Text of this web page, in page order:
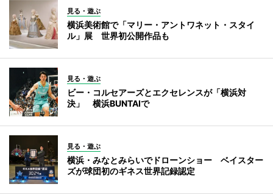
見る・遊ぶ
横浜美術館で「マリー・アントワネット・スタイ
ル」展 世界初公開作品も
見る・遊ぶ
ビー・コルセアーズとエクセレンスが「横浜対
決」 横浜BUNTAIで
見る・遊ぶ
横浜・みなとみらいでドローンショー ベイスター
ズが球団初のギネス世界記録認定